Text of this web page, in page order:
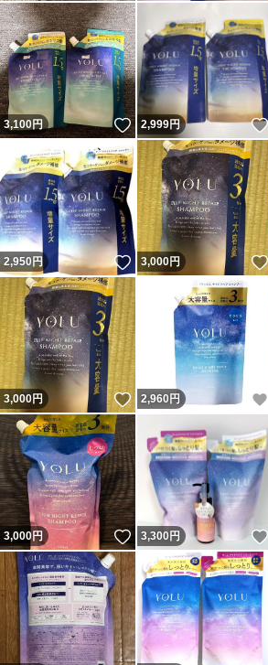
3,100円 いいね！
2,999円
2,950 円 いいね！
3,000円
3,000円 いいね！
2,960 円
3,000円 いいね！
3,300円